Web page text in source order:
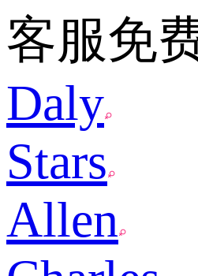
客服免
Daly
Stars
Allen